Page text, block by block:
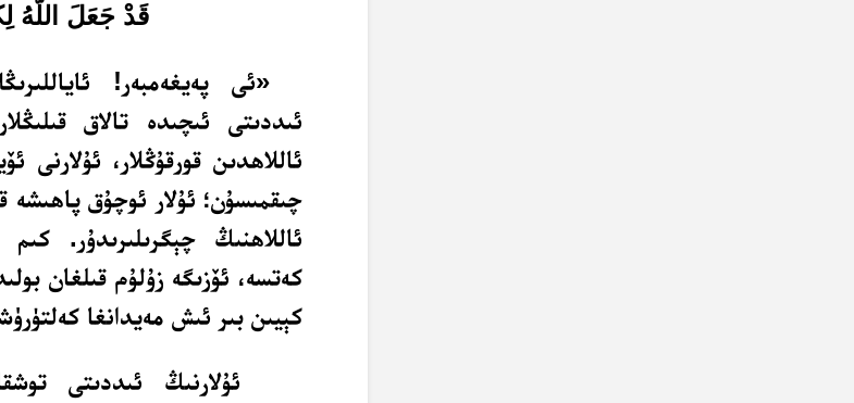
قَدْ جَعَلَ اللَّهُ
«ئى پەيغەمبەر!
ئىددىتى ئىچىدە تالاق
ئاللاھدىن قورقۇڭلار، ئۇلارنى
چىقمىسۇن؛ ئۇلار ئوچۇق پاھىشە
ئاللاھنىڭ چېگرىلىرىدۇر.
كەتسە، ئۆزىگە زۇلۇم قىلغان
كېيىن بىر ئىش مەيدانغا
ئۇلارنىڭ ئىددىتى